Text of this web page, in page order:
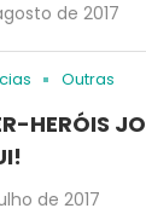
de 2017
Outras
HERÓIS
de 2017